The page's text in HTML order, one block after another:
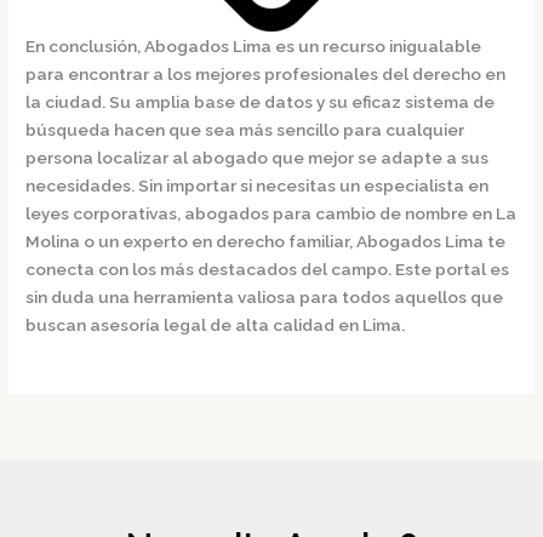
En conclusión,Abogados Lima es un recurso inigualable
para encontrar a los mejores profesionales del derecho en
la ciudad. Su amplia base de datos y su eficaz sistema de
búsqueda hacen que sea más sencillo para cualquier
persona localizar al abogado que mejor se adapte a sus
necesidades. Sin importar si necesitas un especialista en
leyes corporativas, abogados para cambio de nombre en La
Molina o un experto en derecho familiar,Abogados Lima te
conecta con los más destacados del campo. Este portal es
sin duda una herramienta valiosa para todos aquellos que
buscan asesoría legal de alta calidad en Lima.